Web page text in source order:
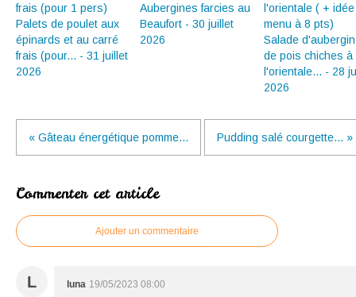
Palets de poulet aux
épinards et au carré
frais (pour... - 31 juillet
2026
Aubergines farcies au
Beaufort - 30 juillet
2026
Salade
de pois chiches à
l'orientale... - 28
2026
« Gâteau énergétique pomme... Pudding salé courgette... »
Commenter cet article
Ajouter un commentaire
L luna 19/05/2023 08:00